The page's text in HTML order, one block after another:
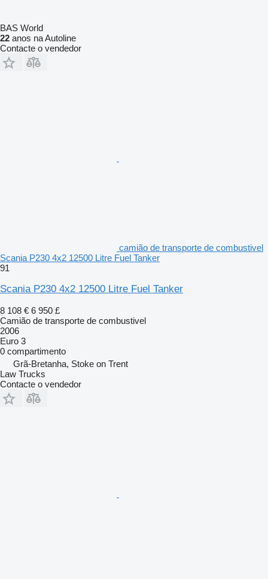
BAS World
22 anos na Autoline
Contacte o vendedor
camião de transporte de combustivel
Scania P230 4x2 12500 Litre Fuel Tanker
91
Scania P230 4x2 12500 Litre Fuel Tanker
8 108 € 6 950 £
Camião de transporte de combustivel
2006
Euro 3
0 compartimento
Grã-Bretanha, Stoke on Trent
Law Trucks
Contacte o vendedor